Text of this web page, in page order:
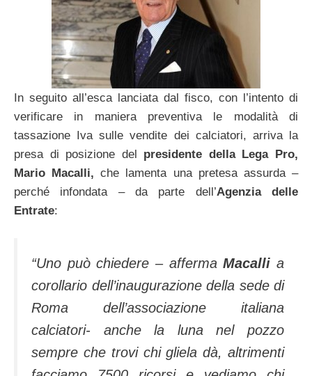
In seguito all’esca lanciata dal fisco, con l’intento di
verificare in maniera preventiva le modalità di
tassazione Iva sulle vendite dei calciatori, arriva la
presa di posizione del presidente della Lega Pro,
Mario Macalli, che lamenta una pretesa assurda –
perché infondata – da parte dell’Agenzia delle
Entrate:
“Uno può chiedere – affermaMacalli a
corollario dell’inaugurazione della sede di
Roma dell’associazione italiana
calciatori- anche la luna nel pozzo
sempre che trovi chi gliela dà, altrimenti